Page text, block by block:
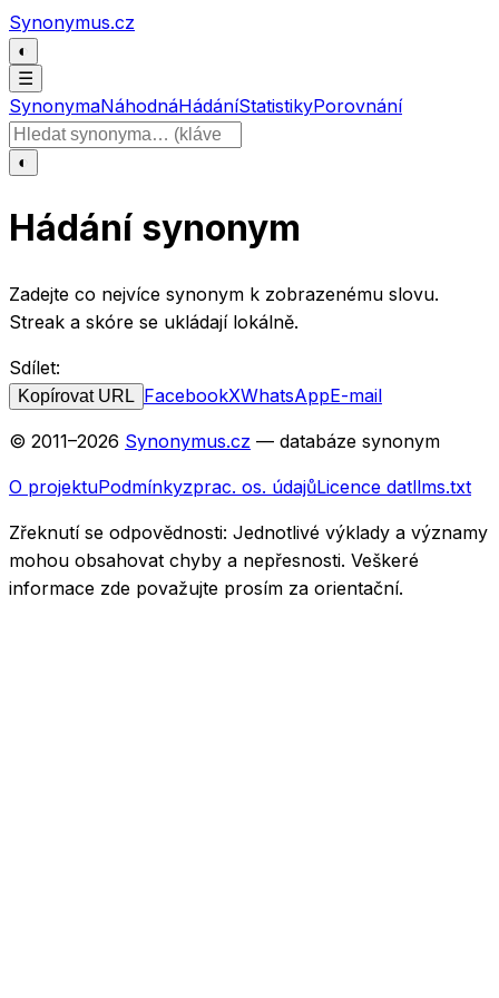
Přeskočit na obsah
Synonymus.cz
◐
☰
SynonymaNáhodnáHádáníStatistikyPorovnání
Hledat slovo
◐
Hádání synonym
Zadejte co nejvíce synonym k zobrazenému slovu.
Streak a skóre se ukládají lokálně.
Sdílet:
Kopírovat URL FacebookXWhatsAppE-mail
© 2011–2026 Synonymus.cz — databáze synonym
O projektuPodmínkyzprac. os. údajůLicence datllms.txt
Zřeknutí se odpovědnosti: Jednotlivé výklady a významy
mohou obsahovat chyby a nepřesnosti. Veškeré
informace zde považujte prosím za orientační.